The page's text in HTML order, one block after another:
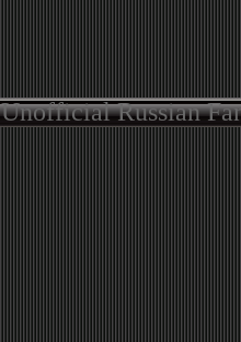
Unofficial Russian